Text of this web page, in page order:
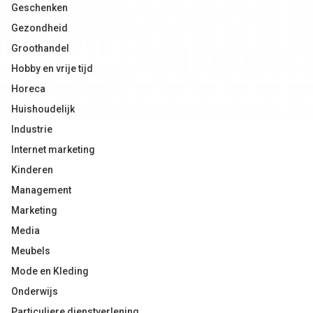
Geschenken
Gezondheid
Groothandel
Hobby en vrije tijd
Horeca
Huishoudelijk
Industrie
Internet marketing
Kinderen
Management
Marketing
Media
Meubels
Mode en Kleding
Onderwijs